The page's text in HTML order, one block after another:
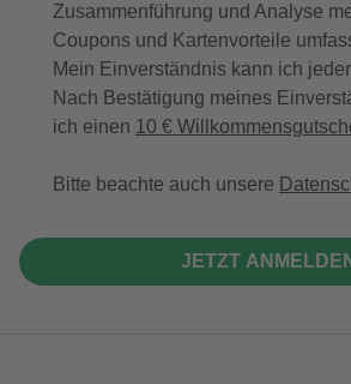
Zusammenführung und Analyse
Coupons und Kartenvorteile
Mein Einverständnis kann ich
Nach Bestätigung meines
ich einen 10 €
Bitte beachte auch unsere
JETZT